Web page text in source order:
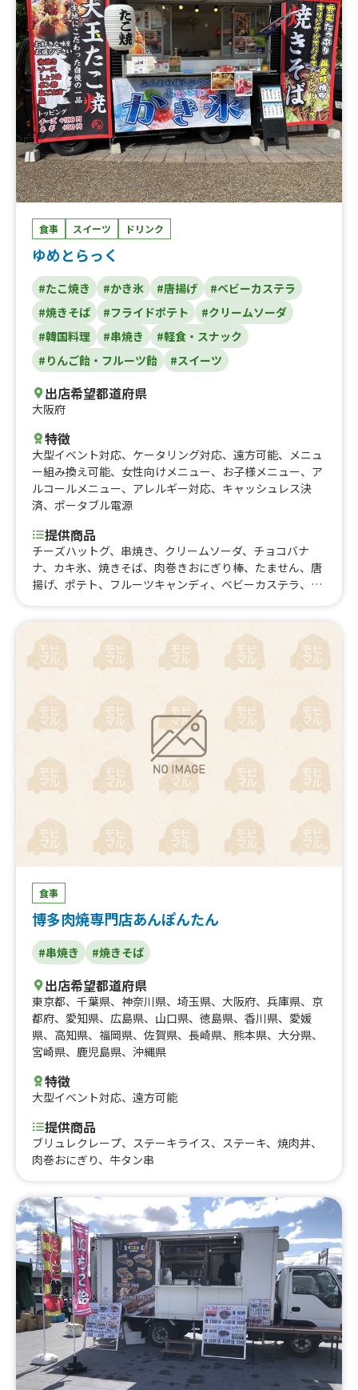
食事 スイーツ ドリンク
ゆめとらっく
#たこ焼き #かき氷 #唐揚げ
#ベビーカステラ
#焼きそば
#フライドポテト
#クリームソーダ
#韓国料理
#串焼き
#軽食・スナック
#りんご飴・フルーツ飴
#スイーツ
出店希望都道府県
大阪府
特徴
大型イベント対応、 ケータリング対応、 遠方可能、
メニュ
ー組み換え可能、 女性向けメニュー、 お子様メニュー、 ア
ルコールメニュー、 アレルギー対応、 キャッシュレス決
済、 ポータブル電源
提供商品
チーズハットグ、串焼き、クリームソーダ、チョコバナ
ナ、カキ氷、焼きそば、肉巻きおにぎり棒、たません、唐
揚げ、ポテト、フルーツキャンディ、ベビーカステラ、た
食事
博多肉焼専門店あんぽんたん
#串焼き #焼きそば
出店希望都道府県
東京都、 千葉県、 神奈川県、 埼玉県、 大阪府、 兵庫県、 京
都府、 愛知県、 広島県、 山口県、 徳島県、 香川県、 愛媛
県、 高知県、 福岡県、 佐賀県、 長崎県、 熊本県、 大分県、
宮崎県、 鹿児島県、 沖縄県
特徴
大型イベント対応、 遠方可能
提供商品
ブリュレクレープ、ステーキライス、ステーキ、焼肉丼、
肉巻おにぎり、牛タン串